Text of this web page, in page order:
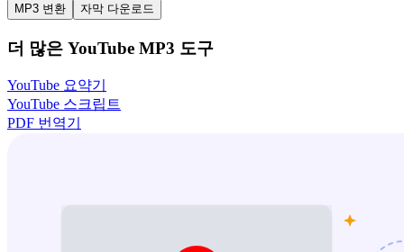
MP3 변환 자막 다운로드
더 많은 YouTube MP3 도구
YouTube 요약기
YouTube 스크립트
PDF 번역기